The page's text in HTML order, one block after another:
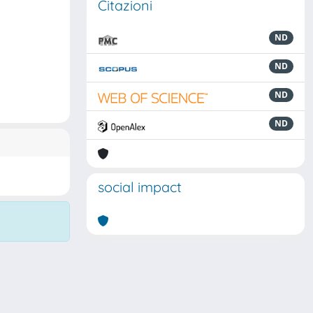
Citazioni
ND
ND
ND
ND
social impact